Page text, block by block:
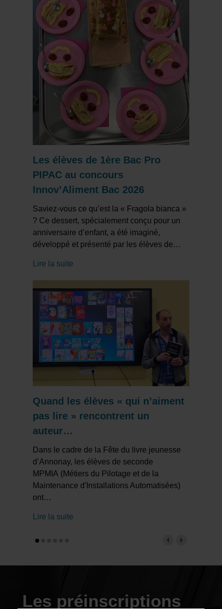
Les élèves de 1ère Bac Pro
PIPAC au concours
Innov’Aliment Bac 2026
Saviez-vous ce qu’est la « Fragola bianca »
? Ce dessert, spécialement conçu pour un
anniversaire d’enfant, a été imaginé,
développé et présenté par les élèves de…
Lire la suite
Quand les élèves « qui n’aiment
pas lire » rencontrent un
auteur…
Dans le cadre de la Fête du livre jeunesse
d’Annonay, les élèves de seconde
MPMIA (Métiers du Pilotage et de la
Maintenance d'Installations Automatisées)
ont…
Lire la suite
Les préinscriptions